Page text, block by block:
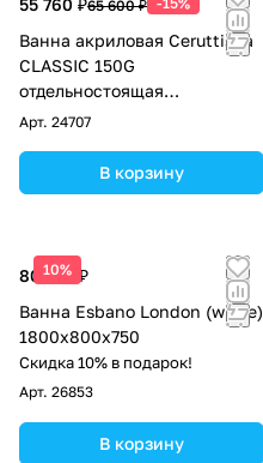
65 600 ₽
Ванна акриловая Ceruttispa
CLASSIC 150G
отдельностоящая
(1570x770x740) на львиных
Арт. 24707
В корзину
10%
80 325 ₽
Ванна Esbano London (white)
1800x800x750
Скидка 10% в подарок!
Арт. 26853
В корзину